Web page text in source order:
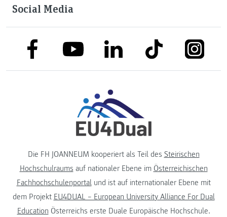
Social Media
link to facebooklink to youtubelink to linkedinlink to tiktok link to
Die FH JOANNEUM kooperiert als Teil des Steirischen
Hochschulraums auf nationaler Ebene im Österreichischen
Fachhochschulenportalund ist auf internationaler Ebene mit
dem Projekt EU4DUAL – European University Alliance For Dual
Education Österreichs erste Duale Europäische Hochschule.